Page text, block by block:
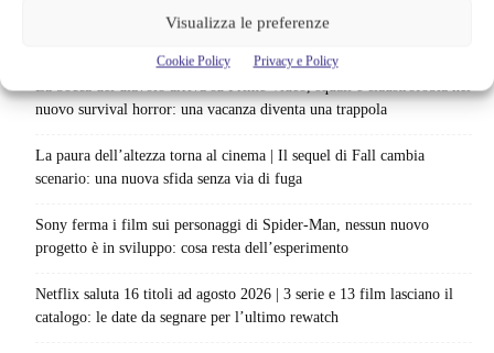
Visualizza le preferenze
Cookie Policy Privacy e Policy
Barbie 2 rischia di saltare | Warner Bros. ha pochi mesi per trovare un
La bocca del diavolo arriva su Prime Video, squali e claustrofobia nel
nuovo survival horror: una vacanza diventa una trappola
La paura dell’altezza torna al cinema | Il sequel di Fall cambia
scenario: una nuova sfida senza via di fuga
Sony ferma i film sui personaggi di Spider-Man, nessun nuovo
progetto è in sviluppo: cosa resta dell’esperimento
Netflix saluta 16 titoli ad agosto 2026 | 3 serie e 13 film lasciano il
catalogo: le date da segnare per l’ultimo rewatch